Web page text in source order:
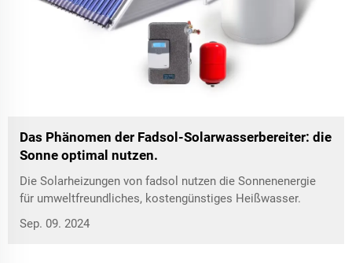
Das Phänomen der Fadsol-Solarwasserbereiter: die
Sonne optimal nutzen.
Die Solarheizungen von fadsol nutzen die Sonnenenergie
für umweltfreundliches, kostengünstiges Heißwasser.
Sep. 09. 2024